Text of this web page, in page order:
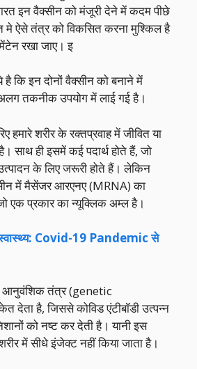
इन वैक्सीन को मंजूरी देने में कदम पीछे
मे ऐसे तंत्र को विकसित करना मुश्किल है
रखा जाए। इ
कि इन दोनों वैक्सीन को बनाने में
तकनीक उपयोग में लाई गई है।
हमारे शरीर के रक्तप्रवाह में जीवित या
साथ ही इसमें कई पदार्थ होते हैं, जो
के लिए जरूरी होते हैं। लेकिन
में मैसेंजर आरएनए (MRNA) का
एक प्रकार का न्यूक्लिक अम्ल है।
स्वास्थ्य: Covid-19 Pandemic से
तंत्र (genetic
है, जिससे कोविड एंटीबॉडी उत्पन्न
को नष्ट कर देती है। यानी इस
में सीधे इंजेक्ट नहीं किया जाता है।